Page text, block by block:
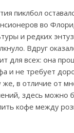
пиклбол
во
и редких
Вдруг
для всех: она
и не требует
же, в отличие от
здесь можно
кофе между